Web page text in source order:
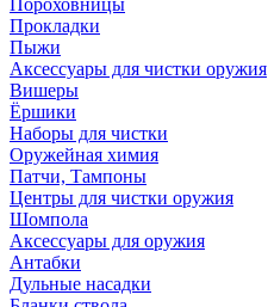
Пороховницы
Прокладки
Пыжи
Аксессуары для чистки оружия
Вишеры
Ёршики
Наборы для чистки
Оружейная химия
Патчи, Тампоны
Центры для чистки оружия
Шомпола
Аксессуары для оружия
Антабки
Дульные насадки